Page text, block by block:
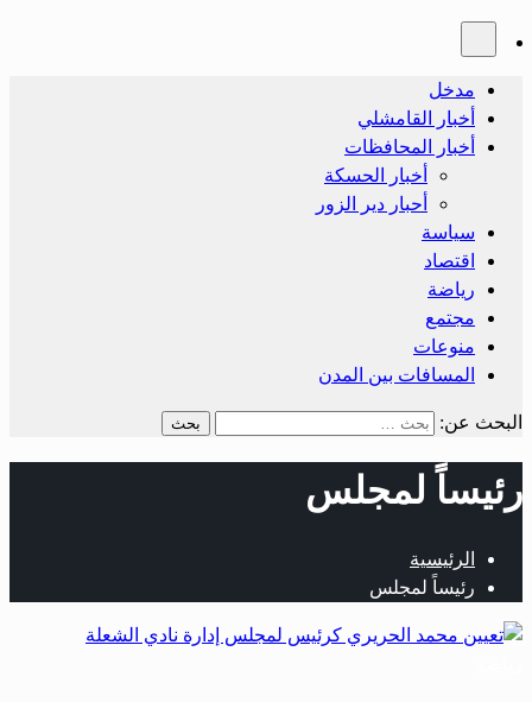
مدخل
أخبار القامشلي
أخبار المحافظات
أخبار الحسكة
أحبار دير الزور
سياسة
اقتصاد
رياضة
مجتمع
منوعات
المسافات بين المدن
البحث عن:
رئيساً لمجلس
الرئيسية
رئيساً لمجلس